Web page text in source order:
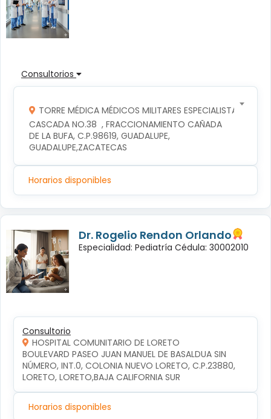
Consultorios
TORRE MÉDICA MÉDICOS MILITARES ESPECIALISTAS
CASCADA NO.38  , FRACCIONAMIENTO CAÑADA
DE LA BUFA, C.P.98619, GUADALUPE,
GUADALUPE,ZACATECAS
Horarios disponibles
Dr. Rogelio Rendon Orlando
Especialidad: Pediatría Cédula: 30002010
Consultorio
HOSPITAL COMUNITARIO DE LORETO
BOULEVARD PASEO JUAN MANUEL DE BASALDUA SIN
NÚMERO, INT.0, COLONIA NUEVO LORETO, C.P.23880,
LORETO, LORETO,BAJA CALIFORNIA SUR
Horarios disponibles